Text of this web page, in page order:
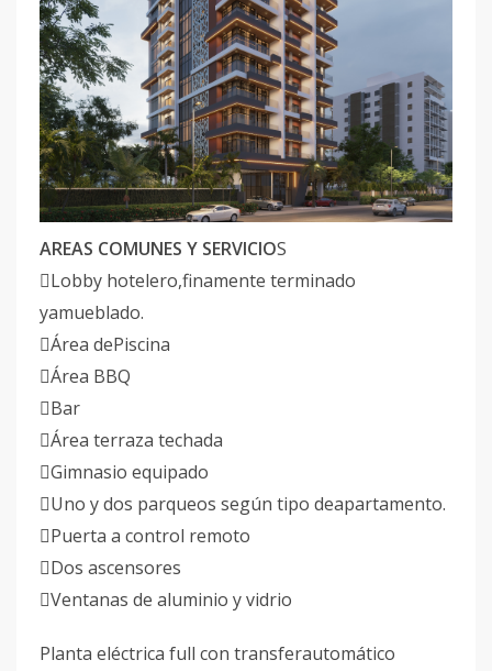
AREAS COMUNES Y SERVICIOS
Lobby hotelero,finamente terminado
yamueblado.
Área dePiscina
Área BBQ
Bar
Área terraza techada
Gimnasio equipado
Uno y dos parqueos según tipo deapartamento.
Puerta a control remoto
Dos ascensores
Ventanas de aluminio y vidrio
Planta eléctrica full con transferautomático